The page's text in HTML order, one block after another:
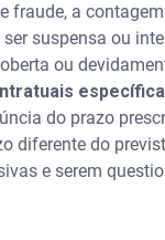
fraude, a
suspensa ou
ou
do prazo
diferente do
e serem